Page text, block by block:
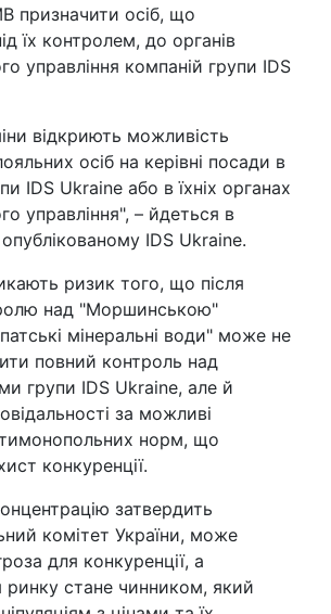
призначити осіб, що
їх контролем, до органів
управління компаній групи IDS
відкриють можливість
осіб на керівні посади в
IDS Ukraine або в їхніх органах
управління", – йдеться в
IDS Ukraine.
ризик того, що після
над "Моршинською"
мінеральні води" може не
повний контроль над
групи IDS Ukraine, але й
за можливі
норм, що
конкуренції.
затвердить
комітет України, може
для конкуренції, а
ринку стане чинником, який